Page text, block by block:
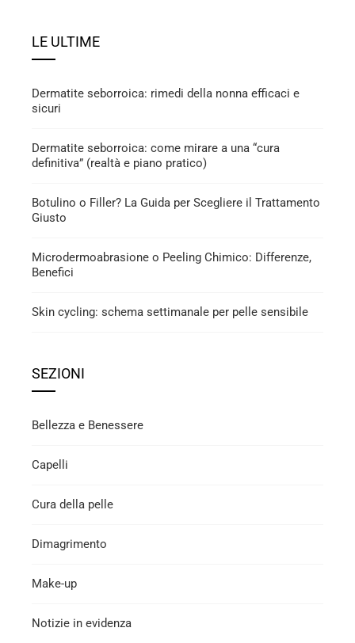
LE ULTIME
Dermatite seborroica: rimedi della nonna efficaci e
sicuri
Dermatite seborroica: come mirare a una “cura
definitiva” (realtà e piano pratico)
Botulino o Filler? La Guida per Scegliere il Trattamento
Giusto
Microdermoabrasione o Peeling Chimico: Differenze,
Benefici
Skin cycling: schema settimanale per pelle sensibile
SEZIONI
Bellezza e Benessere
Capelli
Cura della pelle
Dimagrimento
Make-up
Notizie in evidenza